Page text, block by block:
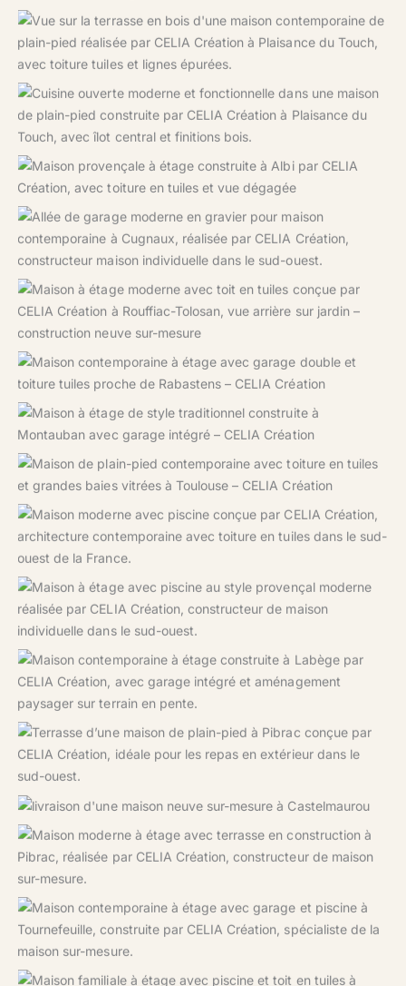
Terrasse bois conviviale d’une maison sur-mesure signée
CELIA Création à Plaisance du Touch.
Cuisine conviviale et contemporaine dans une maison
CELIA Création à Plaisance du Touch.
Maison réalisée à Albi par CELIA Création : architecture
traditionnelle avec volumes différenciés, toiture tuiles et
garage indépendant
Une allée soignée et design qui mène au garage d’une
maison contemporaine à Cugnaux.
Vue arrière d’une maison familiale contemporaine signée
Projet CELIA Création proche de Rabastens : maison à
étage avec toiture en tuiles, garage intégré et design épuré
Projet CELIA Création à Montauban : maison familiale à
étage avec enduit clair, garage double et terrain paysagé
Réalisation CELIA Création à Toulouse : maison moderne de
plain-pied avec volumes décalés, toiture tuiles et terrain
paysager
Une maison familiale moderne avec piscine, pensée pour
profiter pleinement du climat du sud-ouest.
Maison familiale à étage avec piscine et terrasse couverte,
réalisée sur mesure par CELIA Création.
Un projet moderne et audacieux à Labège, parfaitement
adapté à un terrain en pente.
Une terrasse baignée de soleil à Pibrac, parfaite pour les
Construction d’une maison sur-mesure en Haute-Garonne à
Castelmaurou.
Une maison contemporaine à étage en cours de finition à
Une maison familiale à étage avec piscine et vue dégagée,